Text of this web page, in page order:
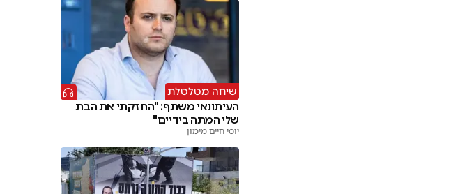
שיחה מטלטלת
העיתונאי משתף: "החזקתי את הבת
שלי המתה בידיים"
יוסי חיים מימון